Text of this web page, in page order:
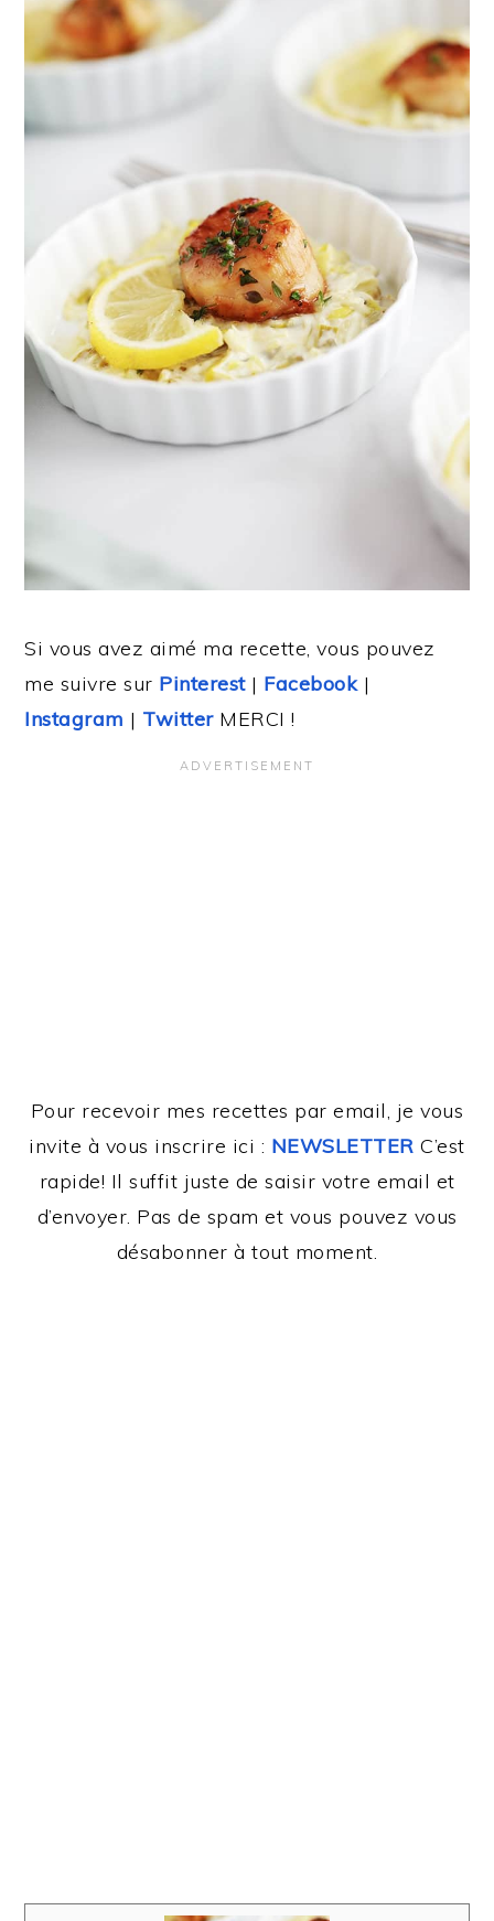
Si vous avez aimé ma recette, vous pouvez
me suivre sur Pinterest| Facebook|
Instagram | TwitterMERCI !
Pour recevoir mes recettes par email, je vous
invite à vous inscrire ici : NEWSLETTER C’est
rapide! Il suffit juste de saisir votre email et
d’envoyer. Pas de spam et vous pouvez vous
désabonner à tout moment.